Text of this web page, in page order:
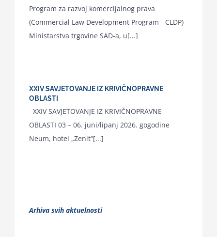
Program za razvoj komercijalnog prava
(Commercial Law Development Program - CLDP)
Ministarstva trgovine SAD-a, u[...]
XXIV SAVJETOVANJE IZ KRIVIČNOPRAVNE
OBLASTI
XXIV SAVJETOVANJE IZ KRIVIČNOPRAVNE
OBLASTI 03 – 06. juni/lipanj 2026. gogodine
Neum, hotel „Zenit“[...]
Arhiva svih aktuelnosti